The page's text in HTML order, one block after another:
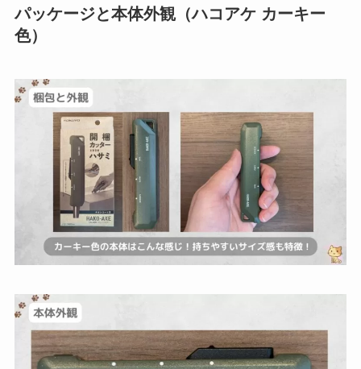
パッケージと本体外観（ハコアケ カーキー
色）